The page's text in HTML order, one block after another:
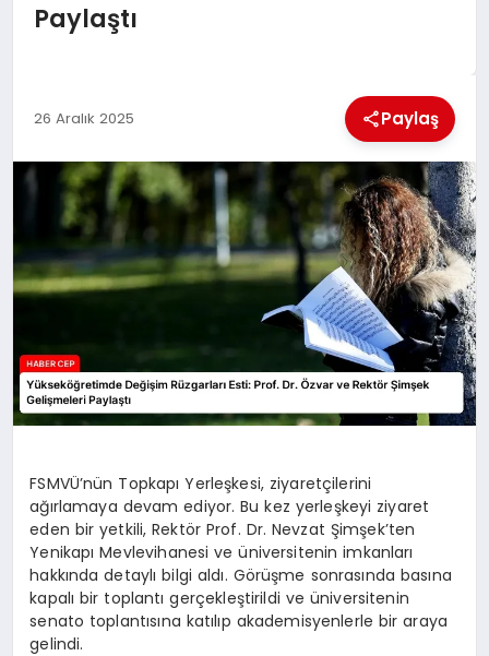
KÜLTÜREL
Paylaştı
26 Aralık 2025 Paylaş
FSMVÜ’nün Topkapı Yerleşkesi, ziyaretçilerini
ağırlamaya devam ediyor. Bu kez yerleşkeyi ziyaret
eden bir yetkili, Rektör Prof. Dr. Nevzat Şimşek’ten
Yenikapı Mevlevihanesi ve üniversitenin imkanları
hakkında detaylı bilgi aldı. Görüşme sonrasında basına
kapalı bir toplantı gerçekleştirildi ve üniversitenin
senato toplantısına katılıp akademisyenlerle bir araya
gelindi.